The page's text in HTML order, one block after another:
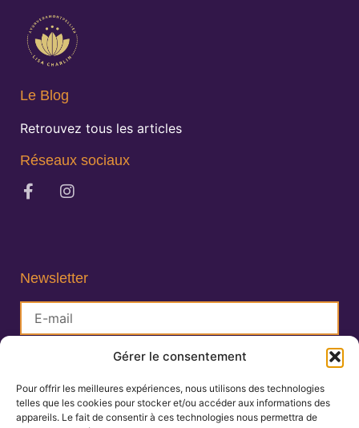
Gérer le consentement
Pour offrir les meilleures expériences, nous utilisons des technologies
telles que les cookies pour stocker et/ou accéder aux informations des
appareils. Le fait de consentir à ces technologies nous permettra de
Le Blog
Retrouvez tous les articles
Réseaux sociaux
Newsletter
S'inscrire
Lisa Charlin